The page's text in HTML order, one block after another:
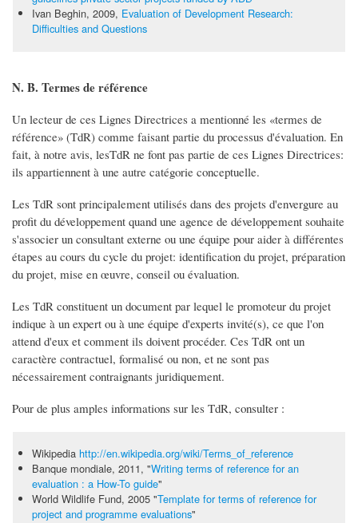
Ivan Beghin, 2009, Evaluation of Development Research:
Difficulties and Questions
N. B. Termes de référence
Un lecteur de ces Lignes Directrices a mentionné les «termes de
référence» (TdR) comme faisant partie du processus d'évaluation. En
fait, à notre avis, lesTdR ne font pas partie de ces Lignes Directrices:
ils appartiennent à une autre catégorie conceptuelle.
Les TdR sont principalement utilisés dans des projets d'envergure au
profit du développement quand une agence de développement souhaite
s'associer un consultant externe ou une équipe pour aider à différentes
étapes au cours du cycle du projet: identification du projet, préparation
du projet, mise en œuvre, conseil ou évaluation.
Les TdR constituent un document par lequel le promoteur du projet
indique à un expert ou à une équipe d'experts invité(s), ce que l'on
attend d'eux et comment ils doivent procéder. Ces TdR ont un
caractère contractuel, formalisé ou non, et ne sont pas
nécessairement contraignants juridiquement.
Pour de plus amples informations sur les TdR, consulter :
Wikipedia http://en.wikipedia.org/wiki/Terms_of_reference
Banque mondiale, 2011, "Writing terms of reference for an
evaluation : a How-To guide"
World Wildlife Fund, 2005 "Template for terms of reference for
project and programme evaluations"